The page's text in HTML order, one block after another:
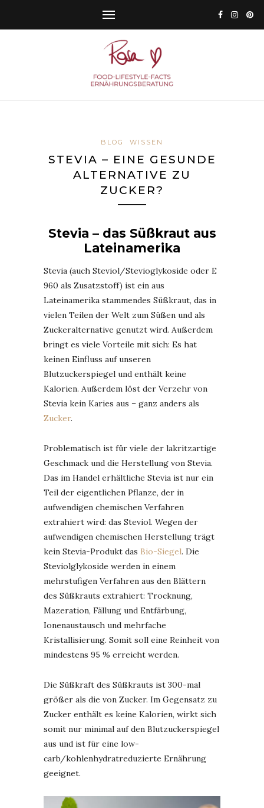
BLOG WISSEN
STEVIA – EINE GESUNDE
ALTERNATIVE ZU
ZUCKER?
Stevia – das Süßkraut aus
Lateinamerika
Stevia (auch Steviol/Stevioglykoside oder E
960 als Zusatzstoff) ist ein aus
Lateinamerika stammendes Süßkraut, das in
vielen Teilen der Welt zum Süßen und als
Zuckeralternative genutzt wird. Außerdem
bringt es viele Vorteile mit sich: Es hat
keinen Einfluss auf unseren
Blutzuckerspiegel und enthält keine
Kalorien. Außerdem löst der Verzehr von
Stevia kein Karies aus – ganz anders als
Zucker.
Problematisch ist für viele der lakritzartige
Geschmack und die Herstellung von Stevia.
Das im Handel erhältliche Stevia ist nur ein
Teil der eigentlichen Pflanze, der in
aufwendigen chemischen Verfahren
extrahiert wird: das Steviol. Wegen der
aufwendigen chemischen Herstellung trägt
kein Stevia-Produkt das Bio-Siegel. Die
Steviolglykoside werden in einem
mehrstufigen Verfahren aus den Blättern
des Süßkrauts extrahiert: Trocknung,
Mazeration, Fällung und Entfärbung,
Ionenaustausch und mehrfache
Kristallisierung. Somit soll eine Reinheit von
mindestens 95 % erreicht werden.
Die Süßkraft des Süßkrauts ist 300-mal
größer als die von Zucker. Im Gegensatz zu
Zucker enthält es keine Kalorien, wirkt sich
somit nur minimal auf den Blutzuckerspiegel
aus und ist für eine low-
carb/kohlenhydratreduzierte Ernährung
geeignet.